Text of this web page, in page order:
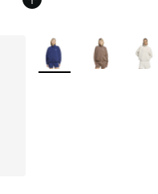
Plus de couleurs